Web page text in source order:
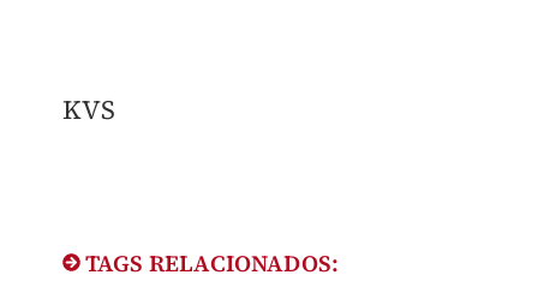
KVS
TAGS RELACIONADOS: